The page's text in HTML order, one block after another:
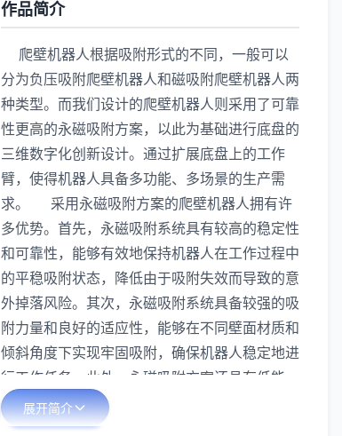
作品简介
爬壁机器人根据吸附形式的不同，一般可以
分为负压吸附爬壁机器人和磁吸附爬壁机器人两
种类型。而我们设计的爬壁机器人则采用了可靠
性更高的永磁吸附方案，以此为基础进行底盘的
三维数字化创新设计。通过扩展底盘上的工作
臂，使得机器人具备多功能、多场景的生产需
求。 采用永磁吸附方案的爬壁机器人拥有许
多优势。首先，永磁吸附系统具有较高的稳定性
和可靠性，能够有效地保持机器人在工作过程中
的平稳吸附状态，降低由于吸附失效而导致的意
外掉落风险。其次，永磁吸附系统具备较强的吸
附力量和良好的适应性，能够在不同壁面材质和
倾斜角度下实现牢固吸附，确保机器人稳定地进
行工作任务。此外，永磁吸附方案还具有低能
耗、低噪音等优点，使得机器人在工作过程中更
加高效和环保。 在底盘的三维数字化创新设
展开简介